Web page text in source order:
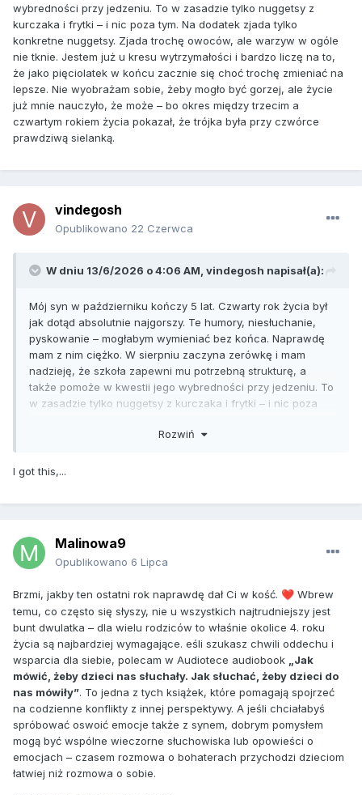
wybredności przy jedzeniu. To w zasadzie tylko nuggetsy z
kurczaka i frytki – i nic poza tym. Na dodatek zjada tylko
konkretne nuggetsy. Zjada trochę owoców, ale warzyw w ogóle
nie tknie. Jestem już u kresu wytrzymałości i bardzo liczę na to,
że jako pięciolatek w końcu zacznie się choć trochę zmieniać na
lepsze. Nie wyobrażam sobie, żeby mogło być gorzej, ale życie
już mnie nauczyło, że może – bo okres między trzecim a
czwartym rokiem życia pokazał, że trójka była przy czwórce
prawdziwą sielanką.
vindegosh
Opublikowano 22 Czerwca
W dniu 13/6/2026 o 4:06 AM, vindegosh napisał(a):
Mój syn w październiku kończy 5 lat. Czwarty rok życia był
jak dotąd absolutnie najgorszy. Te humory, niesłuchanie,
pyskowanie – mogłabym wymieniać bez końca. Naprawdę
mam z nim ciężko. W sierpniu zaczyna zerówkę i mam
nadzieję, że szkoła zapewni mu potrzebną strukturę, a
także pomoże w kwestii jego wybredności przy jedzeniu. To
w zasadzie tylko nuggetsy z kurczaka i frytki – i nic poza
trochę owoców, ale warzyw w ogóle nie tknie. Jestem już u
w końcu zacznie się choć trochę zmieniać na lepsze.
gorzej, ale życie już mnie nauczyło, że może – bo okres
była przy czwórce prawdziwą sielanką.
Rozwiń
I got this,...
Malinowa9
Opublikowano 6 Lipca
Brzmi, jakby ten ostatni rok naprawdę dał Ci w kość. ❤️ Wbrew
temu, co często się słyszy, nie u wszystkich najtrudniejszy jest
bunt dwulatka – dla wielu rodziców to właśnie okolice 4. roku
życia są najbardziej wymagające. eśli szukasz chwili oddechu i
wsparcia dla siebie, polecam w Audiotece audiobook „Jak
mówić, żeby dzieci nas słuchały. Jak słuchać, żeby dzieci do
nas mówiły”. To jedna z tych książek, które pomagają spojrzeć
na codzienne konflikty z innej perspektywy. A jeśli chciałabyś
spróbować oswoić emocje także z synem, dobrym pomysłem
mogą być wspólne wieczorne słuchowiska lub opowieści o
emocjach – czasem rozmowa o bohaterach przychodzi dzieciom
łatwiej niż rozmowa o sobie.